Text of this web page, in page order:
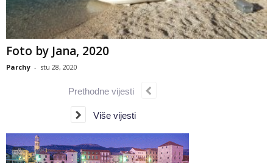
Foto by Jana, 2020
Parchy - stu 28, 2020
Prethodne vijesti
Više vijesti